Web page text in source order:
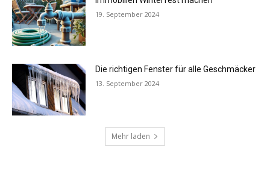
19. September 2024
Die richtigen Fenster für alle Geschmäcker
13. September 2024
Mehr laden